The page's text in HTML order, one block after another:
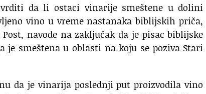
da li ostaci vinarije smeštene u dolini
vino u vreme nastanaka biblijskih priča,
navode na zaključak da je pisac biblijske
smeštena u oblasti na koju se poziva Stari
da je vinarija poslednji put proizvodila vino